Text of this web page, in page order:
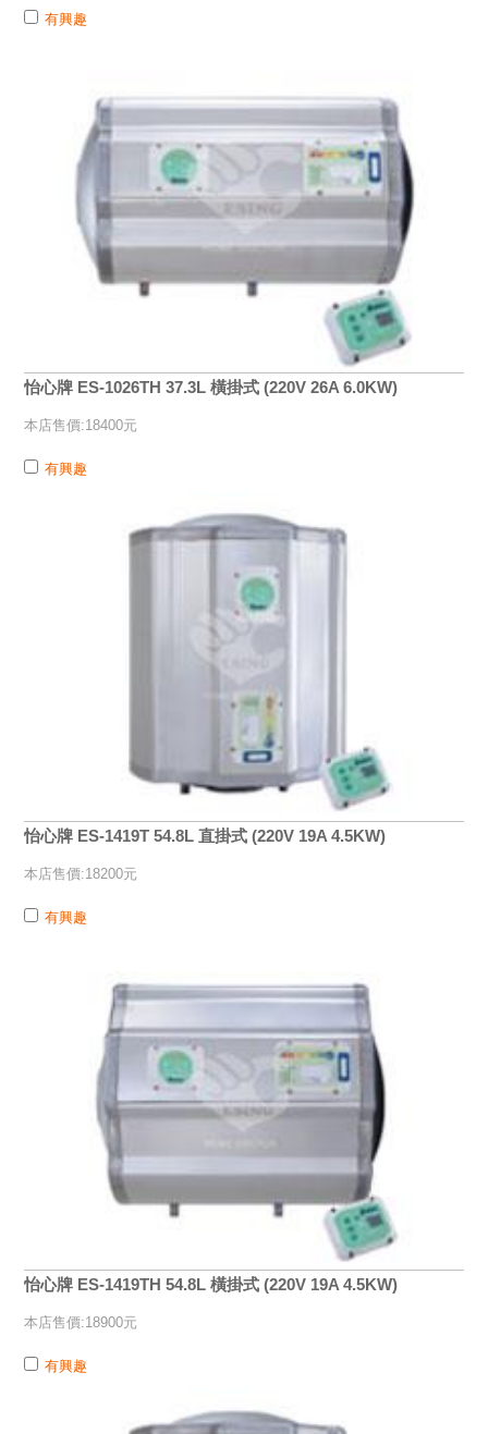
有興趣
怡心牌 ES-1026TH 37.3L 橫掛式 (220V 26A 6.0KW)
本店售價:18400元
有興趣
怡心牌 ES-1419T 54.8L 直掛式 (220V 19A 4.5KW)
本店售價:18200元
有興趣
怡心牌 ES-1419TH 54.8L 橫掛式 (220V 19A 4.5KW)
本店售價:18900元
有興趣